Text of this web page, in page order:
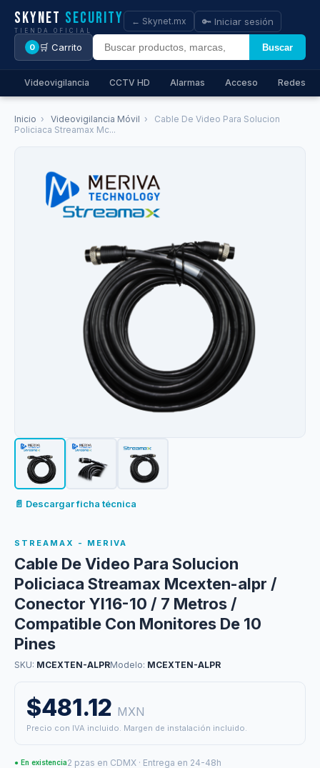
Skynet Security
TIENDA OFICIAL
Buscar
← Skynet.mx 🔑 Iniciar sesión
0 🛒 Carrito
Videovigilancia CCTV HD Alarmas Acceso Redes
Inicio › Videovigilancia Móvil ›
Cable De Video Para Solucion
Policiaca Streamax Mc...
📄 Descargar ficha técnica
STREAMAX - MERIVA
Cable De Video Para Solucion
Policiaca Streamax Mcexten-alpr /
Conector Yl16-10 / 7 Metros /
Compatible Con Monitores De 10
Pines
SKU: MCEXTEN-ALPRModelo: MCEXTEN-ALPR
$481.12 MXN
Precio con IVA incluido. Margen de instalación incluido.
● En existencia2 pzas en CDMX · Entrega en 24-48h